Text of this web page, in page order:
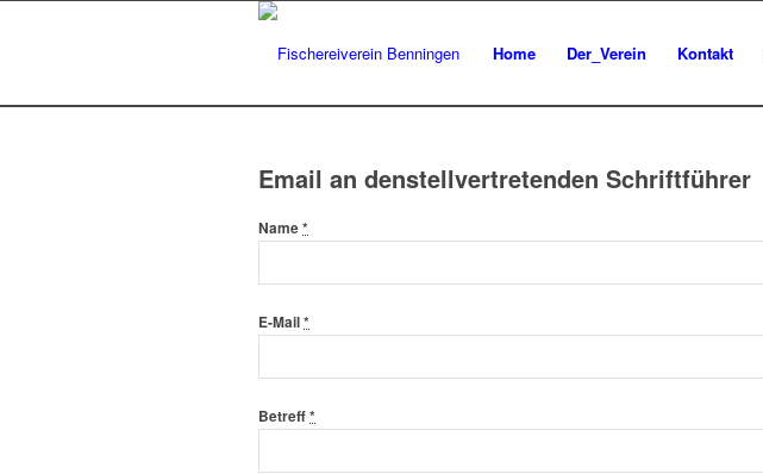
Home Der_Verein Kontakt
Email an denstellvertretenden Schriftführer
Name*
E-Mail*
Betreff*